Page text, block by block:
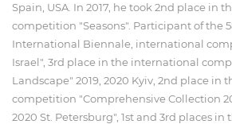
Spain, USA. In 2017, he took 2nd place in
competition "Seasons". Participant of the
International Biennale, international
Israel", 3rd place in the international
Landscape" 2019, 2020 Kyiv, 2nd place in
competition "Comprehensive Collection
2020 St. Petersburg", 1st and 3rd places